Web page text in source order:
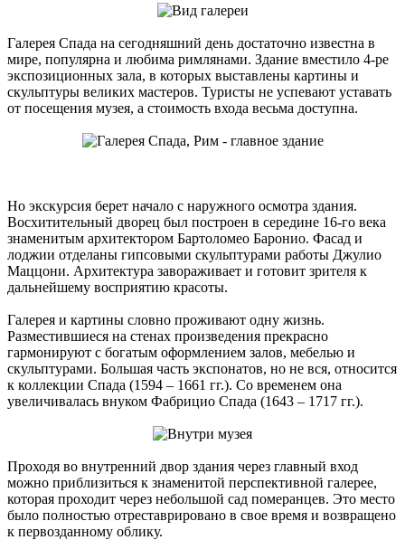
Галерея Спада на сегодняшний день достаточно известна в
мире, популярна и любима римлянами. Здание вместило 4-ре
экспозиционных зала, в которых выставлены картины и
скульптуры великих мастеров. Туристы не успевают уставать
от посещения музея, а стоимость входа весьма доступна.
Но экскурсия берет начало с наружного осмотра здания.
Восхитительный дворец был построен в середине 16-го века
знаменитым архитектором Бартоломео Баронио. Фасад и
лоджии отделаны гипсовыми скульптурами работы Джулио
Маццони. Архитектура завораживает и готовит зрителя к
дальнейшему восприятию красоты.
Галерея и картины словно проживают одну жизнь.
Разместившиеся на стенах произведения прекрасно
гармонируют с богатым оформлением залов, мебелью и
скульптурами. Большая часть экспонатов, но не вся, относится
к коллекции Спада (1594 – 1661 гг.). Со временем она
увеличивалась внуком Фабрицио Спада (1643 – 1717 гг.).
Проходя во внутренний двор здания через главный вход
можно приблизиться к знаменитой перспективной галерее,
которая проходит через небольшой сад померанцев. Это место
было полностью отреставрировано в свое время и возвращено
к первозданному облику.